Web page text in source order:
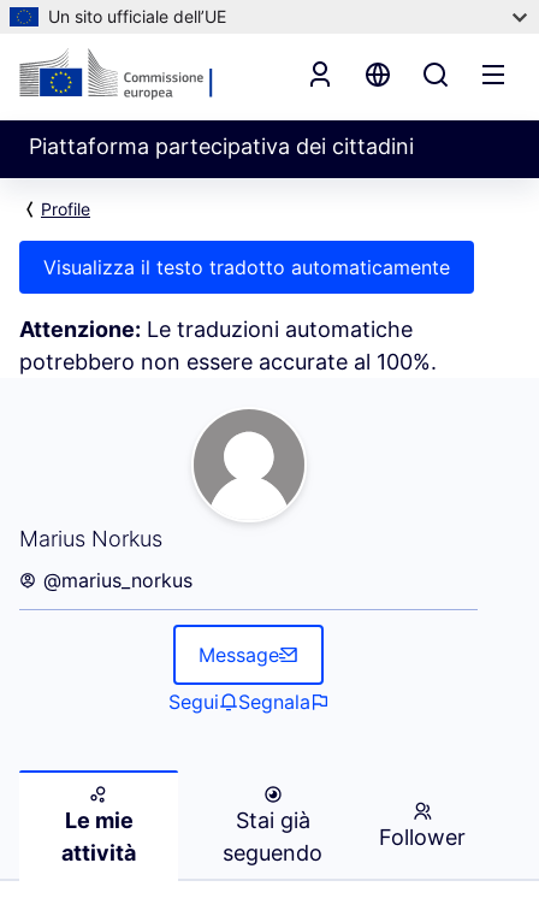
Un sito ufficiale dell’UE
Piattaforma partecipativa dei cittadini
Profile
Visualizza il testo tradotto automaticamente
Attenzione: Le traduzioni automatiche
potrebbero non essere accurate al 100%.
Marius Norkus
Le mie attività (Marius Norkus)
@marius_norkus
Message
Segui
Segnala
Le mie
attività
Stai già
seguendo
Follower